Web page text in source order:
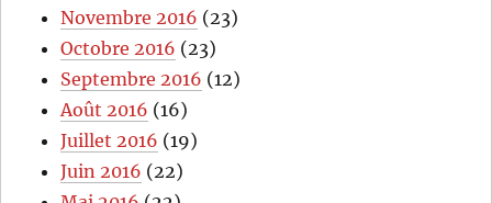
Novembre 2016 (23)
Octobre 2016 (23)
Septembre 2016 (12)
Août 2016 (16)
Juillet 2016 (19)
Juin 2016 (22)